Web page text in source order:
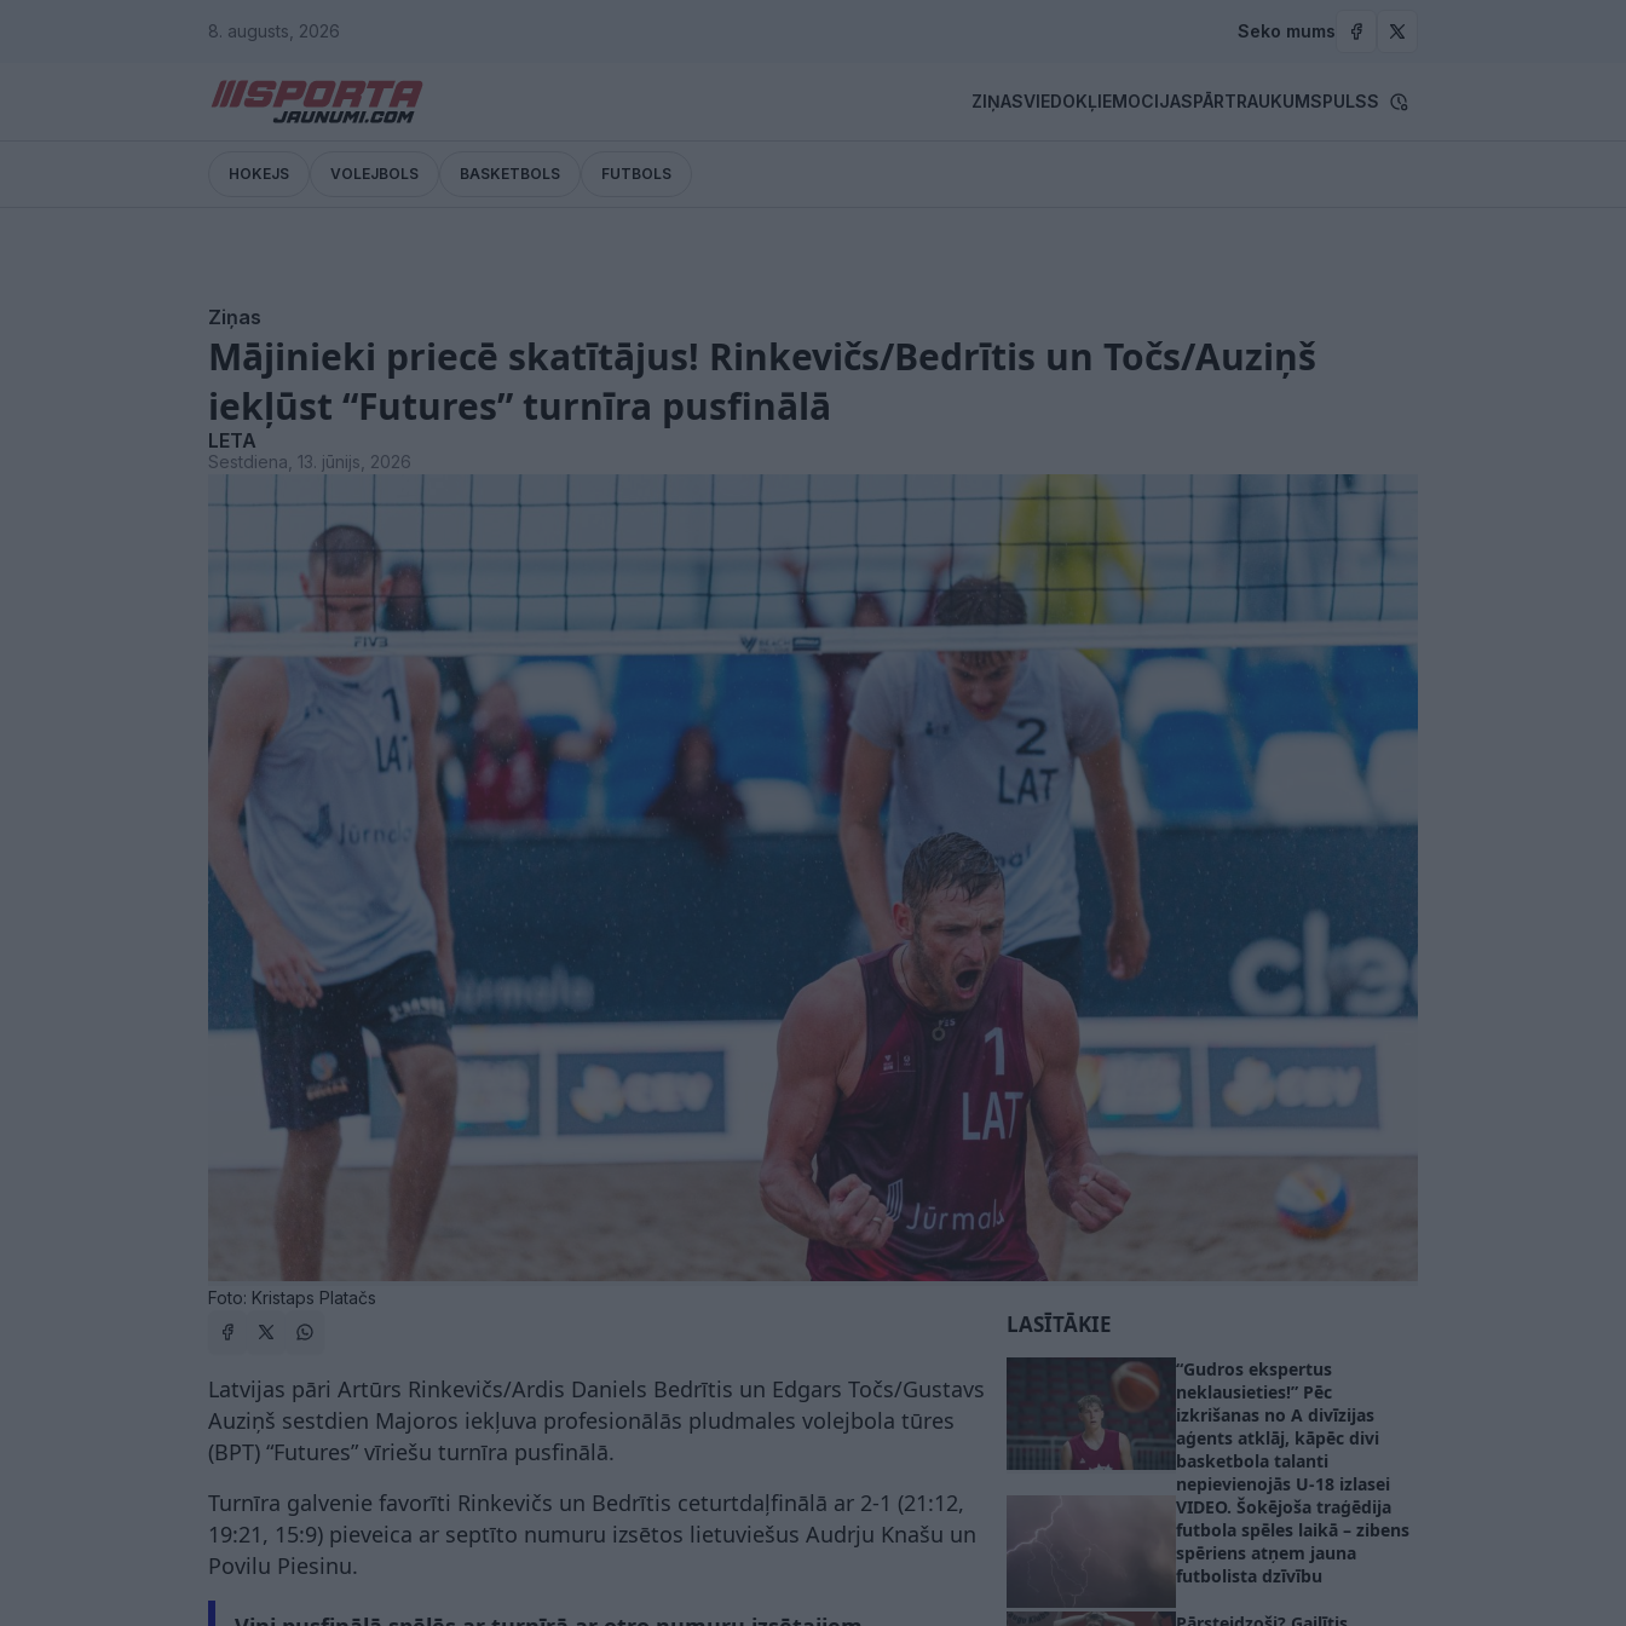
8. augusts, 2026 Seko mums
ZIŅASVIEDOKĻIEMOCIJASPĀRTRAUKUMSPULSS
HOKEJS VOLEJBOLS BASKETBOLS FUTBOLS
Ziņas
Mājinieki priecē skatītājus! Rinkevičs/Bedrītis un Točs/Auziņš
iekļūst “Futures” turnīra pusfinālā
LETA
Sestdiena, 13. jūnijs, 2026
Foto: Kristaps Platačs
Latvijas pāri Artūrs Rinkevičs/Ardis Daniels Bedrītis un Edgars Točs/Gustavs
Auziņš sestdien Majoros iekļuva profesionālās pludmales volejbola tūres
(BPT) “Futures” vīriešu turnīra pusfinālā.
Turnīra galvenie favorīti Rinkevičs un Bedrītis ceturtdaļfinālā ar 2-1 (21:12,
19:21, 15:9) pieveica ar septīto numuru izsētos lietuviešus Audrju Knašu un
Povilu Piesinu.
LASĪTĀKIE
“Gudros ekspertus
neklausieties!” Pēc
izkrišanas no A divīzijas
aģents atklāj, kāpēc divi
basketbola talanti
nepievienojās U-18 izlasei
VIDEO. Šokējoša traģēdija
futbola spēles laikā – zibens
spēriens atņem jauna
futbolista dzīvību